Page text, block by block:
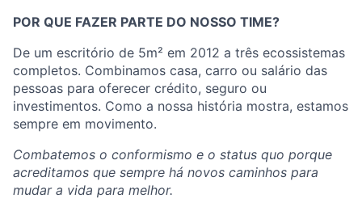
POR QUE FAZER PARTE DO NOSSO TIME?
De um escritório de 5m² em 2012 a três ecossistemas
completos. Combinamos casa, carro ou salário das
pessoas para oferecer crédito, seguro ou
investimentos. Como a nossa história mostra, estamos
sempre em movimento.
Combatemos o conformismo e o status quo porque
acreditamos que sempre há novos caminhos para
mudar a vida para melhor.